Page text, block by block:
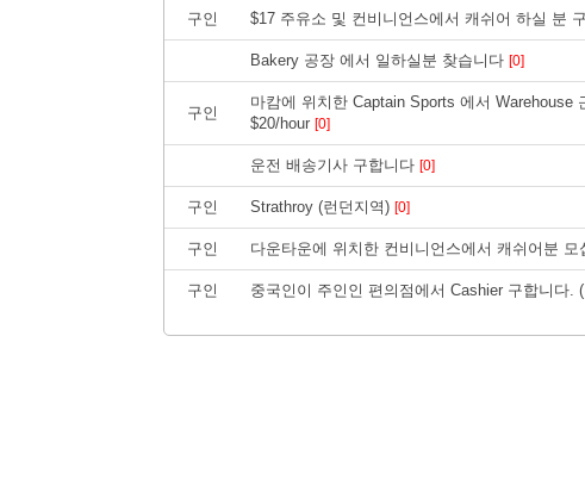
구인 $17 주유소 및 컨비니언스에서 캐쉬어 하실 분
Bakery 공장 에서 일하실분 찾습니다 [0]
구인
마캄에 위치한 Captain Sports 에서 Warehouse
$20/hour [0]
운전 배송기사 구합니다 [0]
구인 Strathroy (런던지역) [0]
구인 다운타운에 위치한 컨비니언스에서 캐쉬어분 모
구인 중국인이 주인인 편의점에서 Cashier 구합니다.